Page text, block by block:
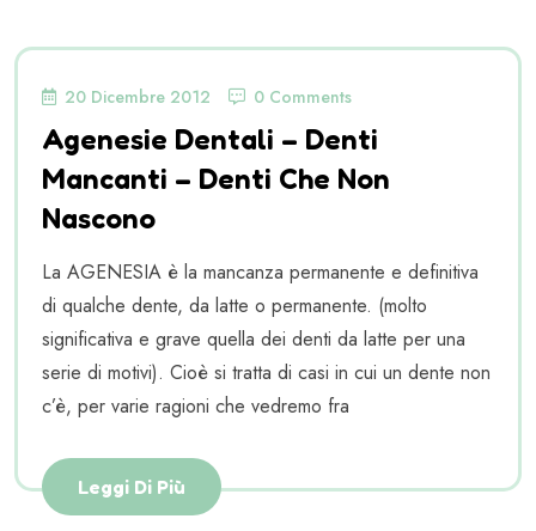
20 Dicembre 2012 0 Comments
Agenesie Dentali – Denti
Mancanti – Denti Che Non
Nascono
La AGENESIA è la mancanza permanente e definitiva
di qualche dente, da latte o permanente. (molto
significativa e grave quella dei denti da latte per una
serie di motivi). Cioè si tratta di casi in cui un dente non
c’è, per varie ragioni che vedremo fra
Leggi Di Più